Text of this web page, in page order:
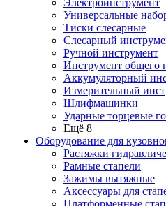
Электроинструмент
Универсальные
Тиски слесарные
Слесарный
Ручной инструмент
Инструмент общего
Аккумуляторный
Измерительный
Шлифмашинки
Ударные торцевые
Ещё 8
Оборудование для
Растяжки
Рамные стапели
Зажимы вытяжные
Аксессуары для
Платформенные